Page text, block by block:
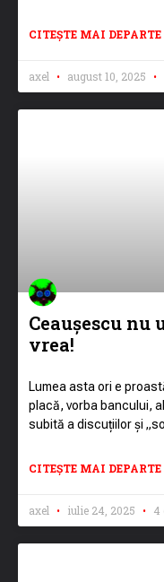
CITEȘTE MAI DEPARTE
axel august 10, 2025
Ceaușescu nu
vrea!
Lumea asta ori e
placă, vorba bancului,
subită a discuțiilor și
CITEȘTE MAI DEPARTE
axel iulie 24, 2025 4